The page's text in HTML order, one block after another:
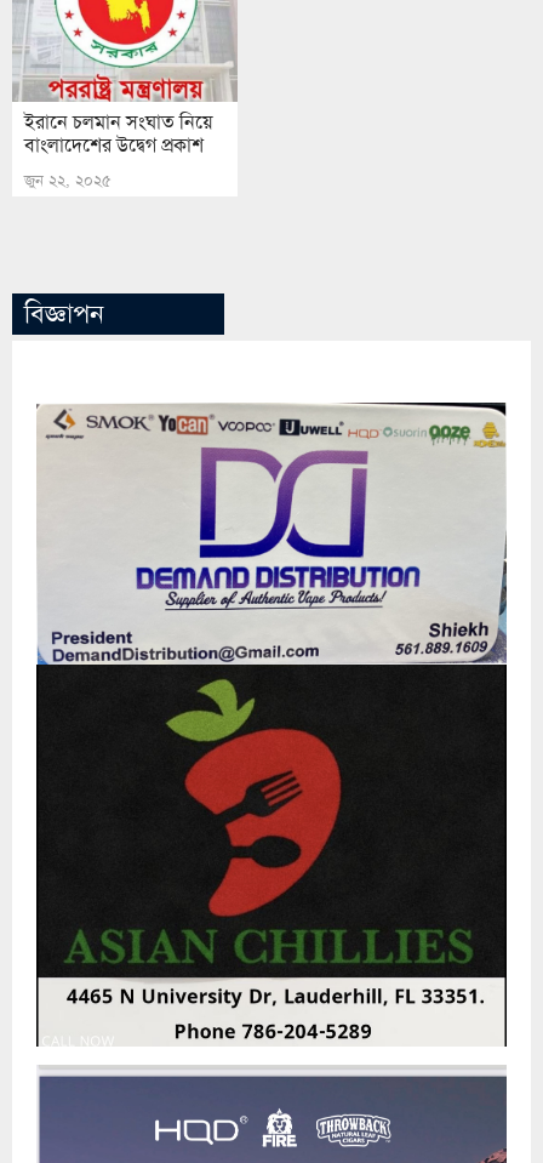
ইরানে চলমান সংঘাত নিয়ে
বাংলাদেশের উদ্বেগ প্রকাশ
জুন ২২, ২০২৫
বিজ্ঞাপন